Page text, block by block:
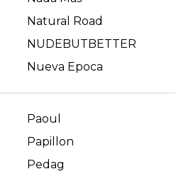
Natural Road
NUDEBUTBETTER
Nueva Epoca
Paoul
Papillon
Pedag